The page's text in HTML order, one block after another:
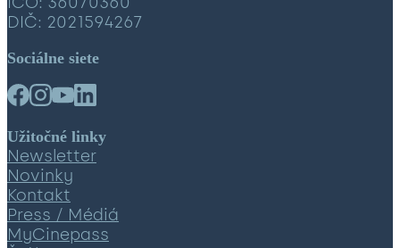
DIČ: 2021594267
Sociálne siete
Užitočné linky
Newsletter
Novinky
Kontakt
Press / Médiá
MyCinepass